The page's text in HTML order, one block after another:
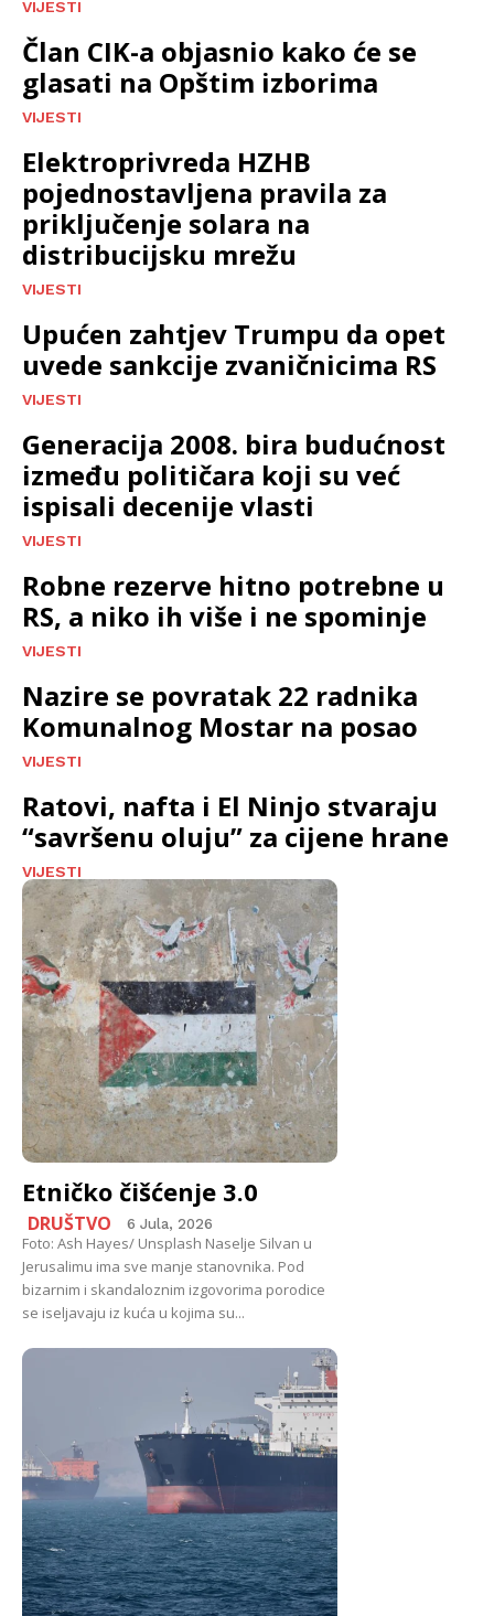
VIJESTI
Član CIK-a objasnio kako će se
glasati na Opštim izborima
VIJESTI
Elektroprivreda HZHB
pojednostavljena pravila za
priključenje solara na
distribucijsku mrežu
VIJESTI
Upućen zahtjev Trumpu da opet
uvede sankcije zvaničnicima RS
VIJESTI
Generacija 2008. bira budućnost
između političara koji su već
ispisali decenije vlasti
VIJESTI
Robne rezerve hitno potrebne u
RS, a niko ih više i ne spominje
VIJESTI
Nazire se povratak 22 radnika
Komunalnog Mostar na posao
VIJESTI
Ratovi, nafta i El Ninjo stvaraju
“savršenu oluju” za cijene hrane
VIJESTI
Etničko čišćenje 3.0
DRUŠTVO 6 Jula, 2026
Foto: Ash Hayes/ Unsplash Naselje Silvan u
Jerusalimu ima sve manje stanovnika. Pod
bizarnim i skandaloznim izgovorima porodice
se iseljavaju iz kuća u kojima su...